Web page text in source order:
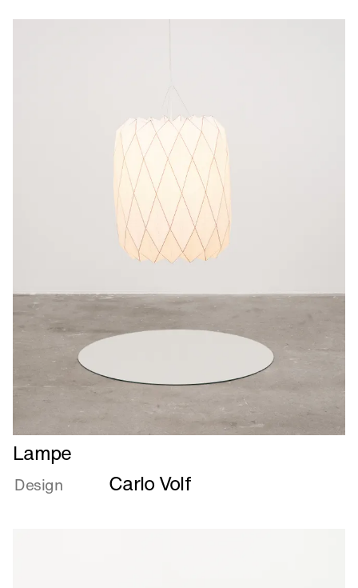
Læs
mere
om
Lampe
Design Carlo Volf